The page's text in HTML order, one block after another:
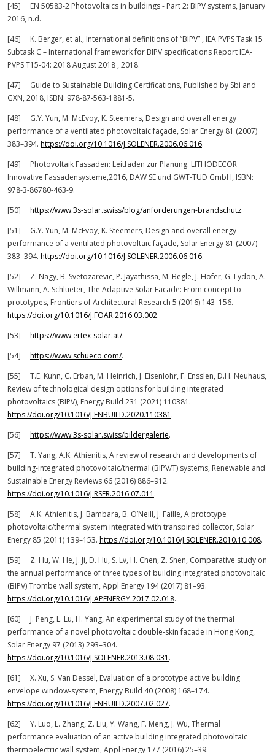
[45] EN 50583-2 Photovoltaics in buildings - Part 2: BIPV systems, January
2016, n.d.
[46] K. Berger, et al., International definitions of “BIPV” , IEA PVPS Task 15
Subtask C – International framework for BIPV specifications Report IEA-
PVPS T15-04: 2018 August 2018 , 2018.
[47] Guide to Sustainable Building Certifications, Published by Sbi and
GXN, 2018, ISBN: 978-87-563-1881-5.
[48] G.Y. Yun, M. McEvoy, K. Steemers, Design and overall energy
performance of a ventilated photovoltaic façade, Solar Energy 81 (2007)
383–394. https://doi.org/10.1016/J.SOLENER.2006.06.016.
[49] Photovoltaik Fassaden: Leitfaden zur Planung. LITHODECOR
Innovative Fassadensysteme,2016, DAW SE und GWT-TUD GmbH, ISBN:
978-3-86780-463-9.
[50] https://www.3s-solar.swiss/blog/anforderungen-brandschutz.
[51] G.Y. Yun, M. McEvoy, K. Steemers, Design and overall energy
performance of a ventilated photovoltaic façade, Solar Energy 81 (2007)
383–394. https://doi.org/10.1016/J.SOLENER.2006.06.016.
[52] Z. Nagy, B. Svetozarevic, P. Jayathissa, M. Begle, J. Hofer, G. Lydon, A.
Willmann, A. Schlueter, The Adaptive Solar Facade: From concept to
prototypes, Frontiers of Architectural Research 5 (2016) 143–156.
https://doi.org/10.1016/J.FOAR.2016.03.002.
[53] https://www.ertex-solar.at/.
[54] https://www.schueco.com/.
[55] T.E. Kuhn, C. Erban, M. Heinrich, J. Eisenlohr, F. Ensslen, D.H. Neuhaus,
Review of technological design options for building integrated
photovoltaics (BIPV), Energy Build 231 (2021) 110381.
https://doi.org/10.1016/J.ENBUILD.2020.110381 .
[56] https://www.3s-solar.swiss/bildergalerie.
[57] T. Yang, A.K. Athienitis, A review of research and developments of
building-integrated photovoltaic/thermal (BIPV/T) systems, Renewable and
Sustainable Energy Reviews 66 (2016) 886–912.
https://doi.org/10.1016/J.RSER.2016.07.011 .
[58] A.K. Athienitis, J. Bambara, B. O’Neill, J. Faille, A prototype
photovoltaic/thermal system integrated with transpired collector, Solar
Energy 85 (2011) 139–153. https://doi.org/10.1016/J.SOLENER.2010.10.008.
[59] Z. Hu, W. He, J. Ji, D. Hu, S. Lv, H. Chen, Z. Shen, Comparative study on
the annual performance of three types of building integrated photovoltaic
(BIPV) Trombe wall system, Appl Energy 194 (2017) 81–93.
https://doi.org/10.1016/J.APENERGY.2017.02.018.
[60] J. Peng, L. Lu, H. Yang, An experimental study of the thermal
performance of a novel photovoltaic double-skin facade in Hong Kong,
Solar Energy 97 (2013) 293–304.
https://doi.org/10.1016/J.SOLENER.2013.08.031 .
[61] X. Xu, S. Van Dessel, Evaluation of a prototype active building
envelope window-system, Energy Build 40 (2008) 168–174.
https://doi.org/10.1016/J.ENBUILD.2007.02.027.
[62] Y. Luo, L. Zhang, Z. Liu, Y. Wang, F. Meng, J. Wu, Thermal
performance evaluation of an active building integrated photovoltaic
thermoelectric wall system, Appl Energy 177 (2016) 25–39.